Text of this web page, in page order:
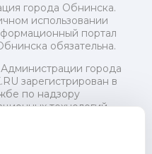
города Обнинска.
использовании
портал
обязательна.
города
зарегистрирован в
по надзору
технологий
24 июля
Эл № ФС77-73321